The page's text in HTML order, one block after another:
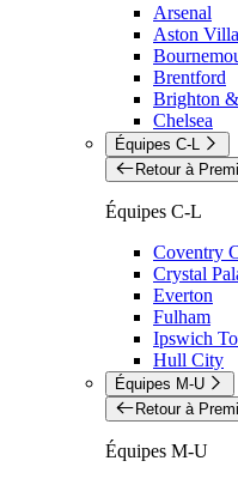
Arsenal
Aston Villa
Brentford
Brighton
Chelsea
Équipes C-L
Retour à
Équipes C-L
Coventry
Crystal
Everton
Fulham
Ipswich
Hull City
Équipes M-U
Retour à
Équipes M-U